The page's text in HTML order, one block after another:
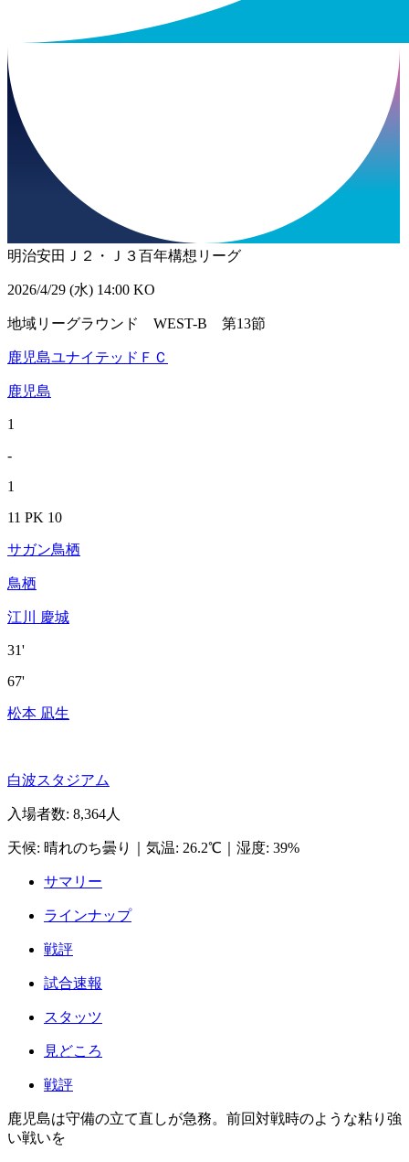
明治安田Ｊ２・Ｊ３百年構想リーグ
2026/4/29 (水) 14:00 KO
地域リーグラウンド WEST-B 第13節
鹿児島ユナイテッドＦＣ
鹿児島
1
-
1
11 PK 10
サガン鳥栖
鳥栖
江川 慶城
31'
67'
松本 凪生
白波スタジアム
入場者数: 8,364人
天候: 晴れのち曇り 気温: 26.2℃ 湿度: 39%
サマリー
ラインナップ
戦評
試合速報
スタッツ
見どころ
戦評
鹿児島は守備の立て直しが急務。前回対戦時のような粘り強
い戦いを